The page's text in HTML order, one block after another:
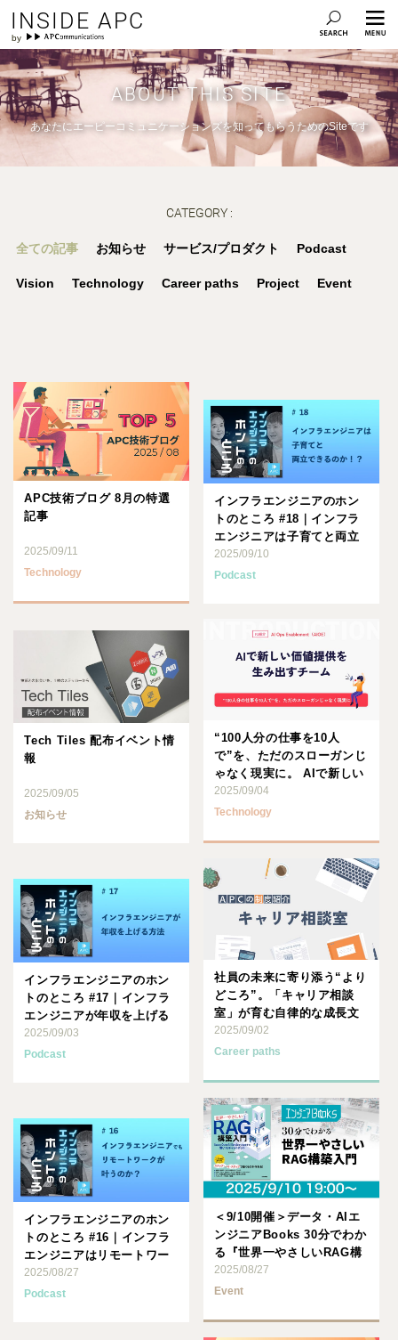
INSIDE APC
ABOUT THIS SITE
あなたにエーピーコミュニケーションズを知ってもらうためのSiteです
CATEGORY :
全ての記事 お知らせ サービス/プロダクト Podcast
Vision Technology Career paths Project Event
APC技術ブログ 8月の特選
記事
2025/09/11
Technology
インフラエンジニアのホン
トのところ #18｜インフラ
エンジニアは子育てと両立
できるのか！？
2025/09/10
Podcast
Tech Tiles 配布イベント情
報
2025/09/05
お知らせ
“100人分の仕事を10人
で”を、ただのスローガンじ
ゃなく現実に。 AIで新しい
価値提供を生み出すチ･･･
2025/09/04
Technology
インフラエンジニアのホン
トのところ #17｜インフラ
エンジニアが年収を上げる
方法
2025/09/03
Podcast
社員の未来に寄り添う“より
どころ”。「キャリア相談
室」が育む自律的な成長文
化
2025/09/02
Career paths
インフラエンジニアのホン
トのところ #16｜インフラ
エンジニアはリモートワー
クが叶うのか？
2025/08/27
Podcast
＜9/10開催＞データ・AIエ
ンジニアBooks 30分でわか
る『世界一やさしいRAG構
築入門』
2025/08/27
Event